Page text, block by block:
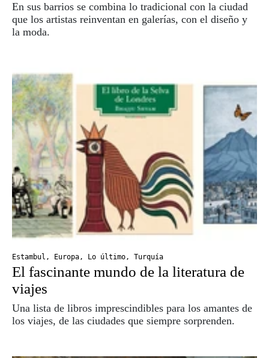
En sus barrios se combina lo tradicional con la ciudad
que los artistas reinventan en galerías, con el diseño y
la moda.
Estambul , Europa, Lo último, Turquía
El fascinante mundo de la literatura de
viajes
Una lista de libros imprescindibles para los amantes de
los viajes, de las ciudades que siempre sorprenden.